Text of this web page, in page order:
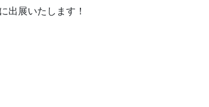
に出展いたします！